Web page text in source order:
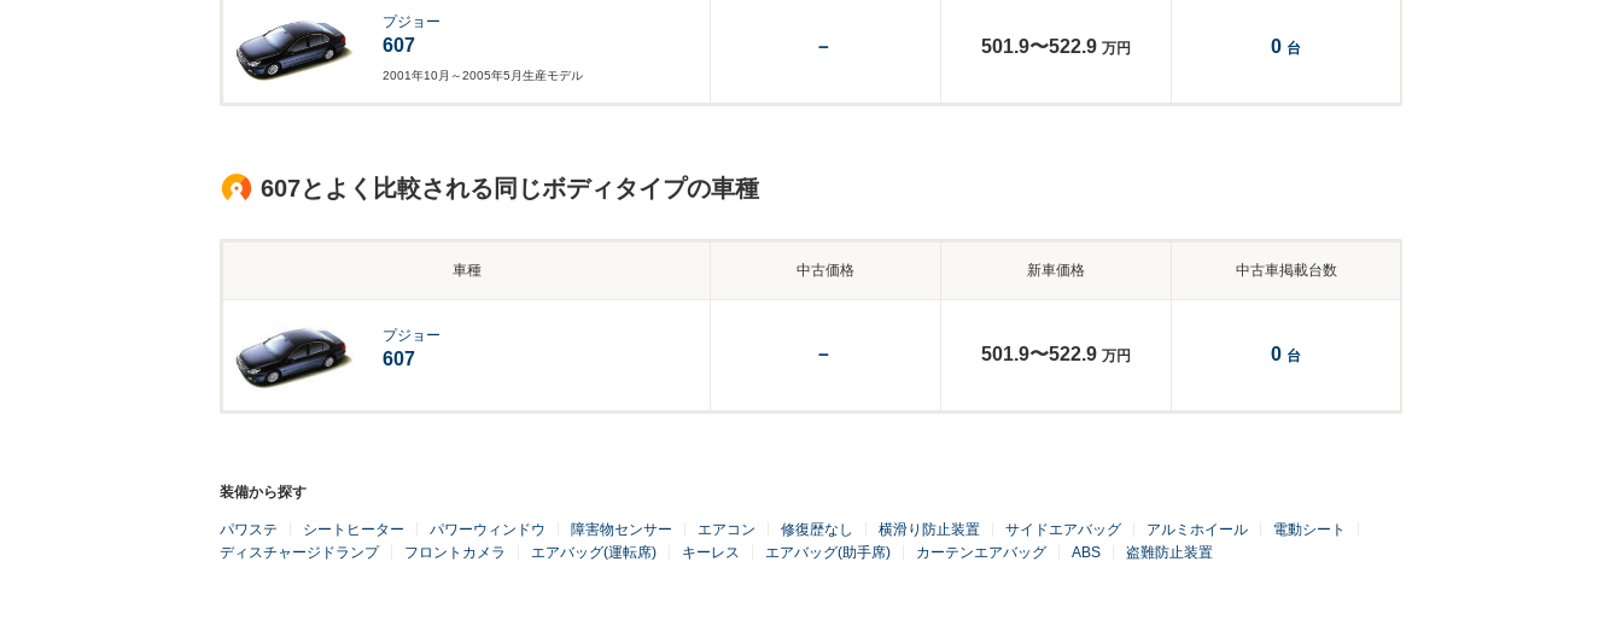
プジョー
607
2001年10月～2005年5月生産モデル
－ 501.9〜522.9 万円 0 台
607とよく比較される同じボディタイプの車種
車種 中古価格 新車価格 中古車掲載台数
プジョー
607 － 501.9〜522.9 万円 0 台
装備から探す
パワステ シートヒーター パワーウィンドウ 障害物センサー エアコン 修復歴なし 横滑り防止装置 サイドエアバッグ アルミホイール
電動シート
ディスチャージドランプ
フロントカメラ エアバッグ(運転席) キーレス エアバッグ(助手席) カーテンエアバッグ ABS 盗難防止装置